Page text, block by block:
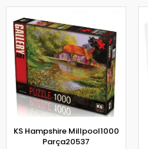
KS Hampshire Millpool1000
Parça20537